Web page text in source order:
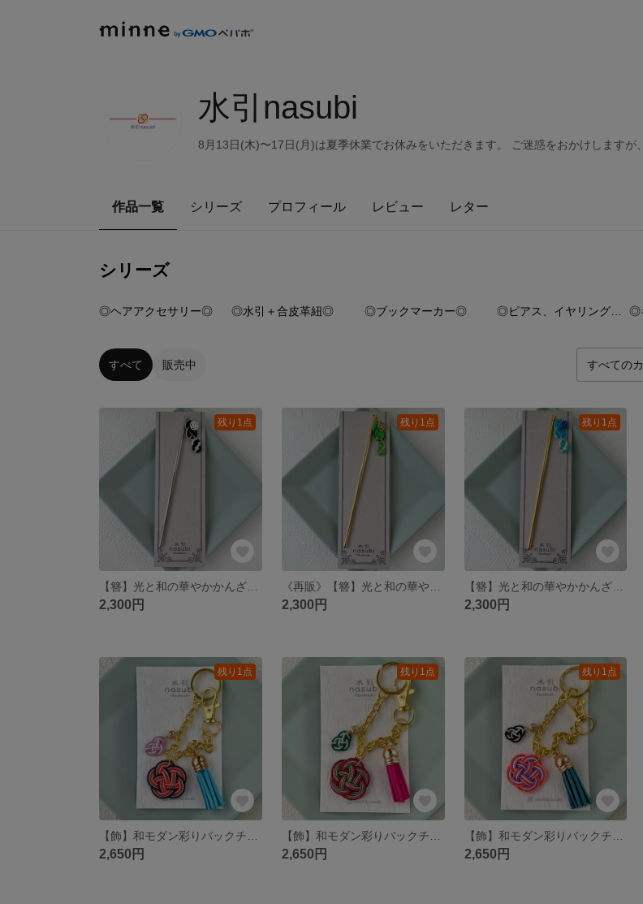
水引nasubi
8月13日(木)〜17日(月)は夏季休業でお休みをいただきます。 ご迷惑をおかけしますが
作品一覧 シリーズ プロフィール レビュー レター
シリーズ
◎ヘアアクセサリー◎ ◎水引＋合皮革紐◎ ◎ブックマーカー◎ ◎ピアス、イヤリング◎ 【様々な結び】
すべて 販売中
残り1点
2,300円
残り1点
2,300円
残り1点
【簪】光と和の華やかかんざし～水色×白金～
2,300円
残り1点
2,650円
残り1点
2,650円
残り1点
2,650円